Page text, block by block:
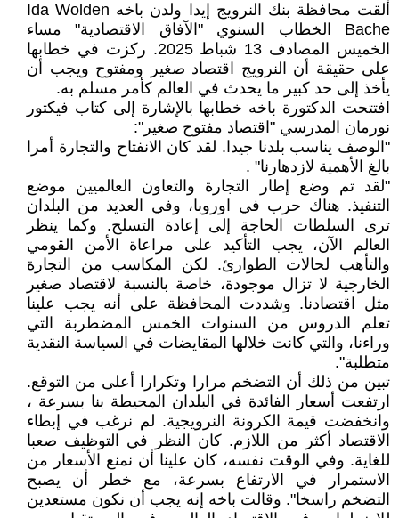
ألقت محافظة بنك النرويج إيدا ولدن باخه Ida Wolden
Bache الخطاب السنوي "الآفاق الاقتصادية" مساء
الخميس المصادف 13 شباط 2025. ركزت في خطابها
على حقيقة أن النرويج اقتصاد صغير ومفتوح ويجب أن
يأخذ إلى حد كبير ما يحدث في العالم كأمر مسلم به.
افتتحت الدكتورة باخه خطابها بالإشارة إلى كتاب فيكتور
نورمان المدرسي "اقتصاد مفتوح صغير":
"الوصف يناسب بلدنا جيدا. لقد كان الانفتاح والتجارة أمرا
بالغ الأهمية لازدهارنا" .
"لقد تم وضع إطار التجارة والتعاون العالميين موضع
التنفيذ. هناك حرب في اوروبا، وفي العديد من البلدان
ترى السلطات الحاجة إلى إعادة التسلح. وكما ينظر
العالم الآن، يجب التأكيد على مراعاة الأمن القومي
والتأهب لحالات الطوارئ. لكن المكاسب من التجارة
الخارجية لا تزال موجودة، خاصة بالنسبة لاقتصاد صغير
مثل اقتصادنا. وشددت المحافظة على أنه يجب علينا
تعلم الدروس من السنوات الخمس المضطربة التي
وراءنا، والتي كانت خلالها المقايضات في السياسة النقدية
متطلبة".
تبين من ذلك أن التضخم مرارا وتكرارا أعلى من التوقع.
ارتفعت أسعار الفائدة في البلدان المحيطة بنا بسرعة ،
وانخفضت قيمة الكرونة النرويجية. لم نرغب في إبطاء
الاقتصاد أكثر من اللازم. كان النظر في التوظيف صعبا
للغاية. وفي الوقت نفسه، كان علينا أن نمنع الأسعار من
الاستمرار في الارتفاع بسرعة، مع خطر أن يصبح
التضخم راسخا". وقالت باخه إنه يجب أن نكون مستعدين